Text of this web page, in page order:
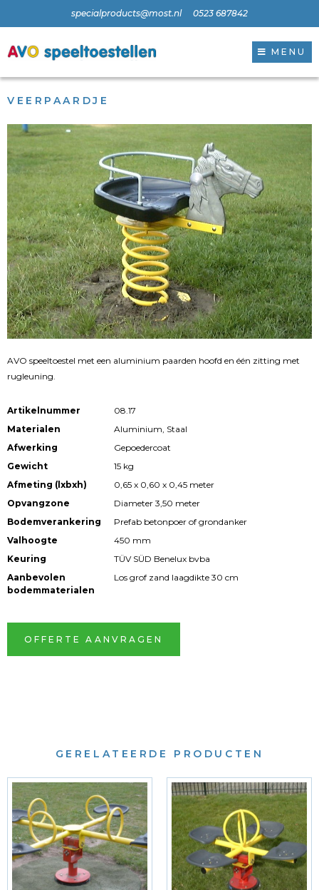
specialproducts@most.nl 0523 687842
MENU
VEERPAARDJE
AVO speeltoestel met een aluminium paarden hoofd en één zitting met
rugleuning.
Artikelnummer
08.17
Materialen
Aluminium, Staal
Afwerking
Gepoedercoat
Gewicht
15 kg
Afmeting (lxbxh)
0,65 x 0,60 x 0,45 meter
Opvangzone
Diameter 3,50 meter
Bodemverankering
Prefab betonpoer of grondanker
Valhoogte
450 mm
Keuring
TÜV SÜD Benelux bvba
Aanbevolen
bodemmaterialen
Los grof zand laagdikte 30 cm
OFFERTE AANVRAGEN
GERELATEERDE PRODUCTEN